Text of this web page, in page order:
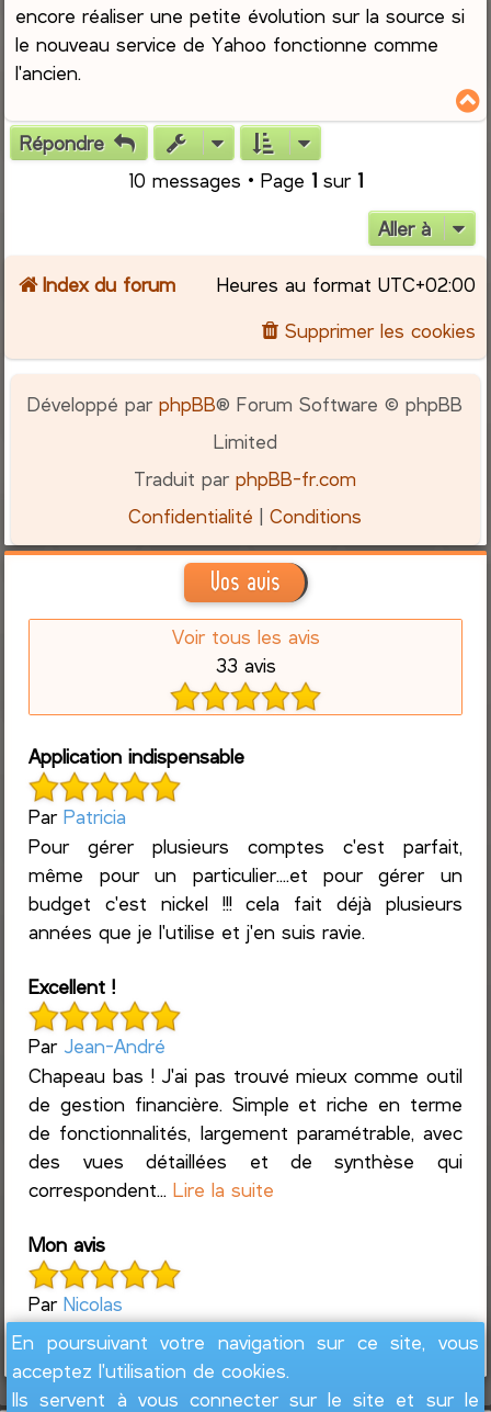
encore réaliser une petite évolution sur la source si
le nouveau service de Yahoo fonctionne comme
l'ancien.
Répondre
10 messages • Page 1 sur 1
Aller à
Index du forum Heures au format UTC+02:00
Supprimer les cookies
Développé parphpBB® Forum Software © phpBB
Limited
Traduit parphpBB-fr.com
Confidentialité |Conditions
Vos avis
Voir tous les avis
33 avis
Application indispensable
ParPatricia
Pour gérer plusieurs comptes c'est parfait,
même pour un particulier....et pour gérer un
budget c'est nickel !!! cela fait déjà plusieurs
années que je l'utilise et j'en suis ravie.
Excellent !
Par Jean-André
Chapeau bas ! J'ai pas trouvé mieux comme outil
de gestion financière. Simple et riche en terme
de fonctionnalités, largement paramétrable, avec
des vues détaillées et de synthèse qui
correspondent...Lire la suite
Mon avis
ParNicolas
Trop bien :)
En poursuivant votre navigation sur ce site, vous
acceptez l'utilisation de cookies.
Ils servent à vous connecter sur le site et sur le